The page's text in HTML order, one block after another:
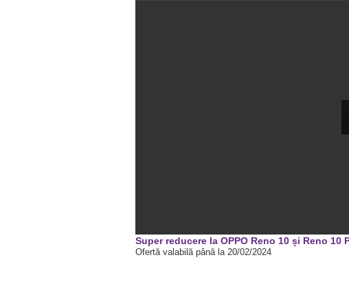
Super reducere la OPPO Reno 10 și Reno 10
Ofertă valabilă până la 20/02/2024